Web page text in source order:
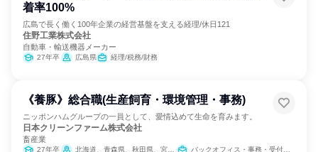
着率100%
広島で長く働く100年企業の経営基盤を支える経理/休日121
住野工業株式会社
自動車・輸送機器メーカー
27年卒 広島県 経理/税務/財務
《養豚》総合職(生産飼育・環境管理・事務)
ニッポンハムグループの一員として、愛情込めて生命を育みます。
日本クリーンファーム株式会社
畜産業
27年卒 北海道、青森県、秋田県、宮崎県、鹿児島県 バックオフィス・事務・受付、農林水産鉱業職種